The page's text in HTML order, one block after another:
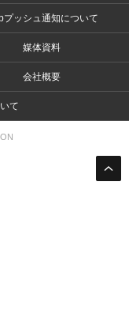
プッシュ通知について
媒体資料
会社概要
て